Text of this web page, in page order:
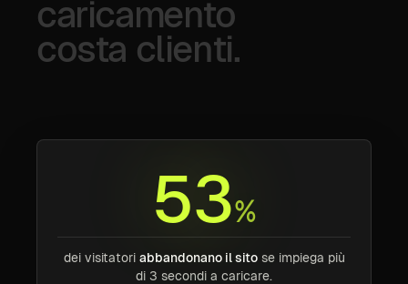
caricamento
costa clienti.
53%
dei visitatori abbandonano il sitose impiega più
di 3 secondi a caricare.